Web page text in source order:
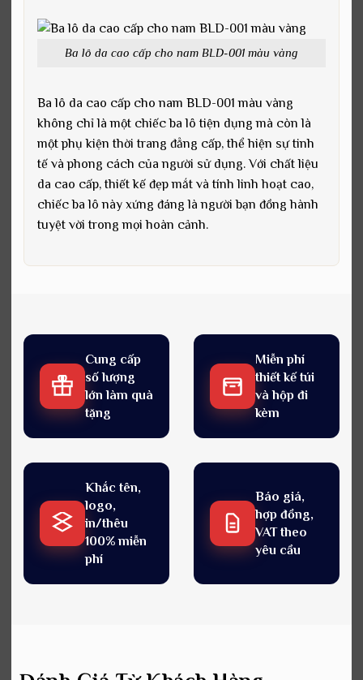
Ba lô da cao cấp cho nam BLD-001 màu vàng
Ba lô da cao cấp cho nam BLD-001 màu vàng
không chỉ là một chiếc ba lô tiện dụng mà còn là
một phụ kiện thời trang đẳng cấp, thể hiện sự tinh
tế và phong cách của người sử dụng. Với chất liệu
da cao cấp, thiết kế đẹp mắt và tính linh hoạt cao,
chiếc ba lô này xứng đáng là người bạn đồng hành
tuyệt vời trong mọi hoàn cảnh.
Cung cấp
số lượng
lớn làm quà
tặng
Miễn phí
thiết kế túi
và hộp đi
kèm
Khắc tên,
logo,
in/thêu
100% miễn
phí
Báo giá,
hợp đồng,
VAT theo
yêu cầu